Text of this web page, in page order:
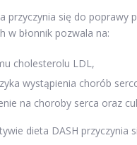
przyczynia się do poprawy
w błonnik pozwala na:
cholesterolu LDL,
wystąpienia chorób
na choroby serca oraz
dieta DASH przyczynia